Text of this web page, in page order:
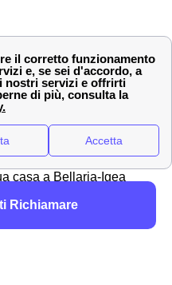
di Now TV
sport con cui puoi
i canali di calcio e altri
casa a Bellaria-Igea
Richiamare